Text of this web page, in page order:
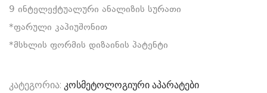
9 ინტელექტუალური ანალიზის სურათი
*ფარული კაპიუშონით
*მსხლის ფორმის დიზაინის პატენტი
კატეგორია: კოსმეტოლოგიური აპარატები